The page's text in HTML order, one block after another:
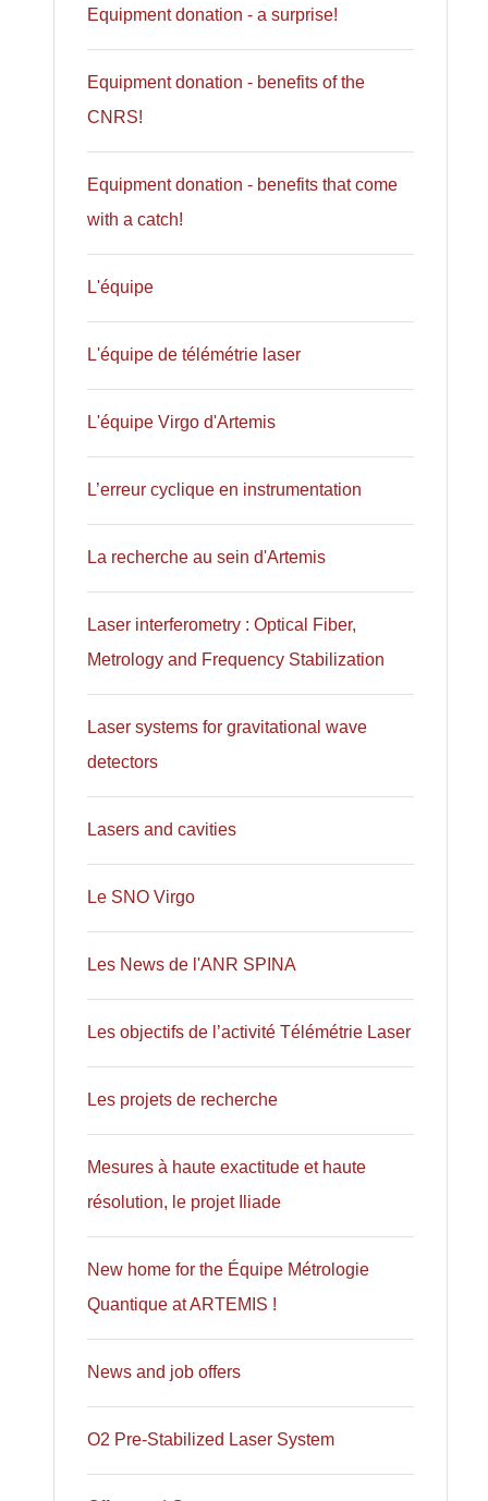
Equipment donation - a surprise!
Equipment donation - benefits of the
CNRS!
Equipment donation - benefits that come
with a catch!
L'équipe
L'équipe de télémétrie laser
L'équipe Virgo d'Artemis
L’erreur cyclique en instrumentation
La recherche au sein d'Artemis
Laser interferometry : Optical Fiber,
Metrology and Frequency Stabilization
Laser systems for gravitational wave
detectors
Lasers and cavities
Le SNO Virgo
Les News de l'ANR SPINA
Les objectifs de l’activité Télémétrie Laser
Les projets de recherche
Mesures à haute exactitude et haute
résolution, le projet Iliade
New home for the Équipe Métrologie
Quantique at ARTEMIS !
News and job offers
O2 Pre-Stabilized Laser System